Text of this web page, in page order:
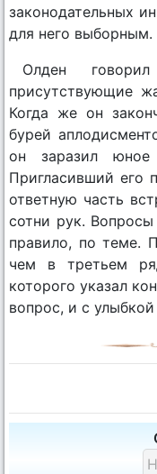
законодательных
для него выборным.
Олден
присутствующие
Когда же он
бурей
он заразил юное
Пригласивший его
ответную часть
сотни рук.
правило, по теме.
чем в третьем
которого указал
вопрос, и с